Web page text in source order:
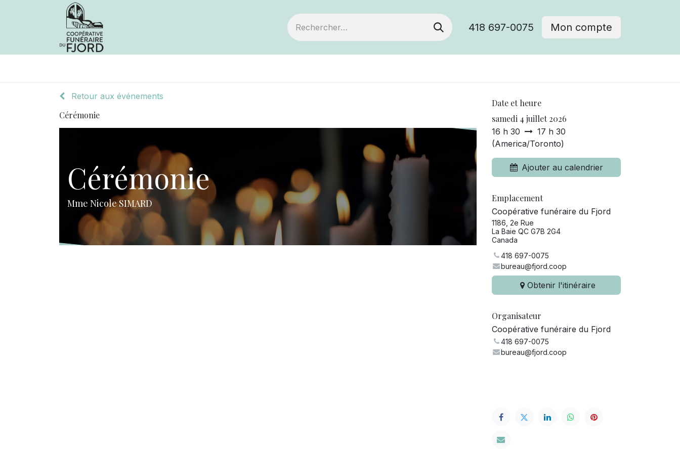
418 697-0075 Mon compte
Retour aux événements
Cérémonie
Cérémonie
Mme Nicole SIMARD
Date et heure
samedi 4 juillet 2026
16 h 30
17 h 30
(America/Toronto)
Ajouter au calendrier
Emplacement
Coopérative funéraire du Fjord
1186, 2e Rue
La Baie QC G7B 2G4
Canada
418 697-0075
bureau@fjord.coop
Obtenir l'itinéraire
Organisateur
Coopérative funéraire du Fjord
418 697-0075
bureau@fjord.coop